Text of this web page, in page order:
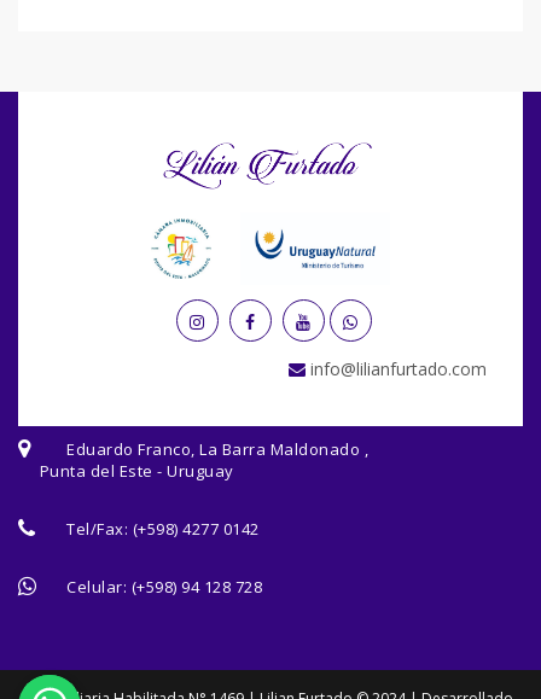
info@lilianfurtado.com
Eduardo Franco, La Barra Maldonado ,
Punta del Este - Uruguay
Tel/Fax: (+598) 4277 0142
Celular: (+598) 94 128 728